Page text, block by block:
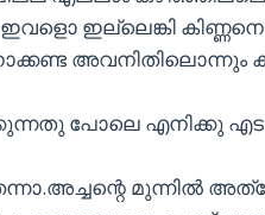
ഇല്ലെങ്കി കിണ്ണനെ
അവനിതിലൊന്നും
പോലെ എനിക്കു
മുന്നില്‍